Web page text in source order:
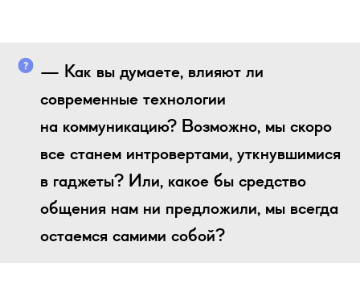
— Как вы думаете, влияют ли
современные технологии
на коммуникацию? Возможно, мы скоро
все станем интровертами, уткнувшимися
в гаджеты? Или, какое бы средство
общения нам ни предложили, мы всегда
остаемся самими собой?